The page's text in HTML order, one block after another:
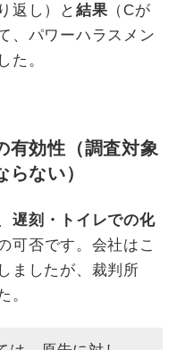
返し）と 結果 （Cが
、パワーハラスメン
た。
効性（調査対象
ない）
遅刻・トイレでの化
可否です。会社はこ
ましたが、裁判所
。